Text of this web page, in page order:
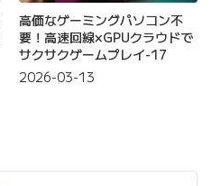
高価なゲーミングパソコン不
要！高速回線×GPUクラウドで
サクサクゲームプレイ-17
2026-03-13